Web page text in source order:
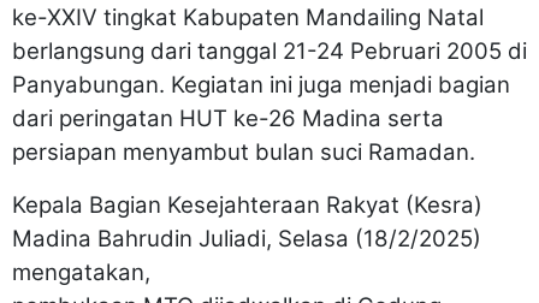
ke-XXIV tingkat Kabupaten Mandailing Natal
berlangsung dari tanggal 21-24 Pebruari 2005 di
Panyabungan. Kegiatan ini juga menjadi bagian
dari peringatan HUT ke-26 Madina serta
persiapan menyambut bulan suci Ramadan.
Kepala Bagian Kesejahteraan Rakyat (Kesra)
Madina Bahrudin Juliadi, Selasa (18/2/2025)
mengatakan,